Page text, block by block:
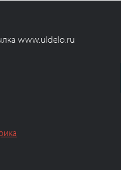
www.uldelo.ru